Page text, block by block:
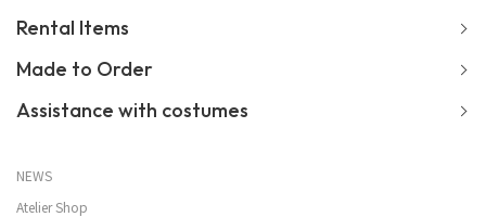
Rental Items
Made to Order
Assistance with costumes
NEWS
Atelier Shop